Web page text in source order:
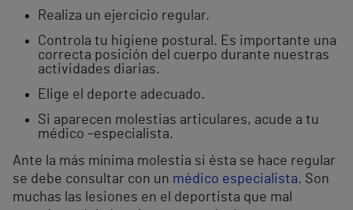
Realiza un ejercicio regular.
Controla tu higiene postural. Es importante una
correcta posición del cuerpo durante nuestras
actividades diarias.
Elige el deporte adecuado.
Si aparecen molestias articulares, acude a tu
médico –especialista.
Ante la más mínima molestia si ésta se hace regular
se debe consultar con un médico especialista. Son
muchas las lesiones en el deportista que mal